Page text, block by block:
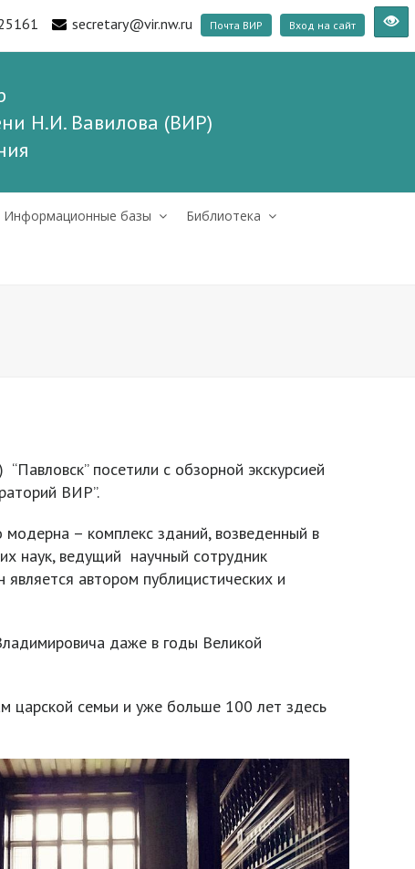
secretary@vir.nw.ru Почта ВИР Вход на сайт
Н.И. Вавилова (ВИР)
Информационные базы Библиотека
посетили с обзорной экскурсией
ВИР”.
– комплекс зданий, возведенный в
наук, ведущий научный сотрудник
автором публицистических и
даже в годы Великой
царской семьи и уже больше 100 лет здесь